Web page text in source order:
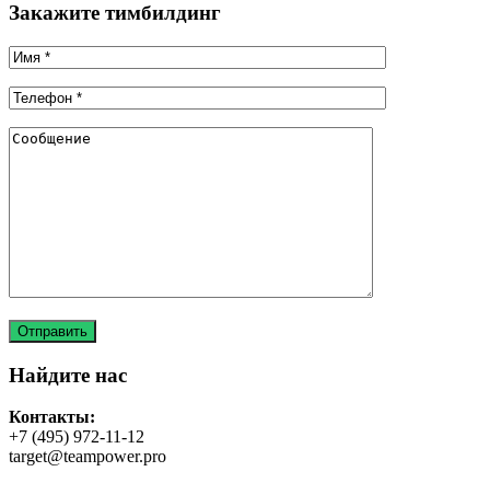
Закажите тимбилдинг
Найдите нас
Контакты:
+7 (495) 972-11-12
target@teampower.pro